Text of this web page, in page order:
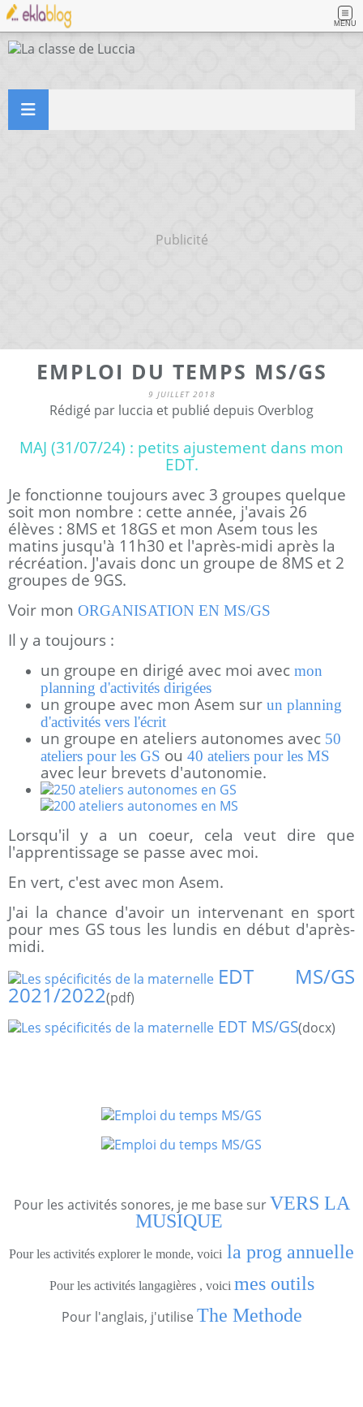
MENU
Publicité
EMPLOI DU TEMPS MS/GS
9 JUILLET 2018
Rédigé par luccia et publié depuis Overblog
MAJ (31/07/24) : petits ajustement dans mon
EDT.
Je fonctionne toujours avec 3 groupes quelque
soit mon nombre : cette année, j'avais 26
élèves : 8MS et 18GS et mon Asem tous les
matins jusqu'à 11h30 et l'après-midi après la
récréation. J'avais donc un groupe de 8MS et 2
groupes de 9GS.
Voir mon ORGANISATION EN MS/GS
Il y a toujours :
un groupe en dirigé avec moi avec mon
planning d'activités dirigées
un groupe avec mon Asem sur un planning
d'activités vers l'écrit
un groupe en ateliers autonomes avec 50
ateliers pour les GS ou 40 ateliers pour les MS
avec leur brevets d'autonomie.
Lorsqu'il y a un coeur, cela veut dire que
l'apprentissage se passe avec moi.
En vert, c'est avec mon Asem.
J'ai la chance d'avoir un intervenant en sport
pour mes GS tous les lundis en début d'après-
midi.
EDT MS/GS
2021/2022(pdf)
EDT MS/GS(docx)
Pour les activités sonores, je me base surVERS LA
MUSIQUE
Pour les activités explorer le monde, voici la prog annuelle
Pour les activités langagières , voici mes outils
Pour l'anglais, j'utilise The Methode